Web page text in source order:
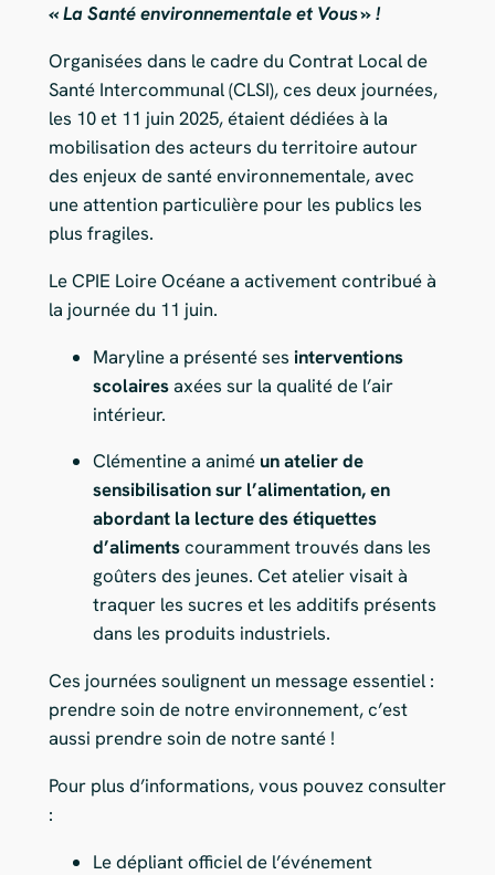
« La Santé environnementale et Vous » !
Organisées dans le cadre du Contrat Local de
Santé Intercommunal (CLSI), ces deux journées,
les 10 et 11 juin 2025, étaient dédiées à la
mobilisation des acteurs du territoire autour
des enjeux de santé environnementale, avec
une attention particulière pour les publics les
plus fragiles.
Le CPIE Loire Océane a activement contribué à
la journée du 11 juin.
Maryline a présenté ses interventions
scolairesaxées sur la qualité de l’air
intérieur.
Clémentine a animéun atelier de
sensibilisation sur l’alimentation, en
abordant la lecture des étiquettes
d’alimentscouramment trouvés dans les
goûters des jeunes. Cet atelier visait à
traquer les sucres et les additifs présents
dans les produits industriels.
Ces journées soulignent un message essentiel :
prendre soin de notre environnement, c’est
aussi prendre soin de notre santé !
Pour plus d’informations, vous pouvez consulter
:
Le dépliant officiel de l’événement